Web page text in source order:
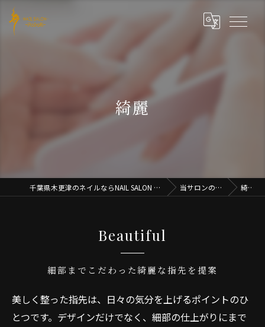
綺麗
千葉県木更津のネイルならNAIL SALON iRoDoRi 当サロンの特徴 綺麗
細部までこだわった綺麗な指先を提案
Beautiful
美しく整った指先は、日々の気分を上げるポイントのひ
とつです。デザインだけでなく、細部の仕上がりにまで